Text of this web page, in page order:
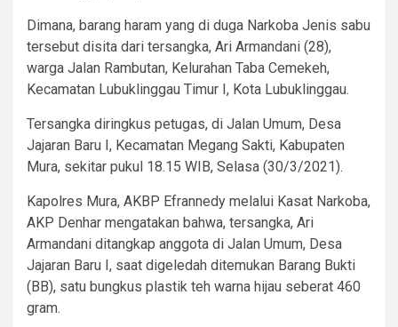
Dimana, barang haram yang di duga Narkoba Jenis sabu
tersebut disita dari tersangka, Ari Armandani (28),
warga Jalan Rambutan, Kelurahan Taba Cemekeh,
Kecamatan Lubuklinggau Timur I, Kota Lubuklinggau.
Tersangka diringkus petugas, di Jalan Umum, Desa
Jajaran Baru I, Kecamatan Megang Sakti, Kabupaten
Mura, sekitar pukul 18.15 WIB, Selasa (30/3/2021).
Kapolres Mura, AKBP Efrannedy melalui Kasat Narkoba,
AKP Denhar mengatakan bahwa, tersangka, Ari
Armandani ditangkap anggota di Jalan Umum, Desa
Jajaran Baru I, saat digeledah ditemukan Barang Bukti
(BB), satu bungkus plastik teh warna hijau seberat 460
gram.